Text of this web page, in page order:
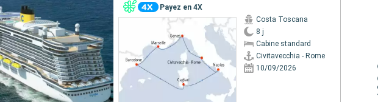
Payez en 4X
Costa Toscana
8 j
Cabine standard
Civitavecchia - Rome
10/09/2026